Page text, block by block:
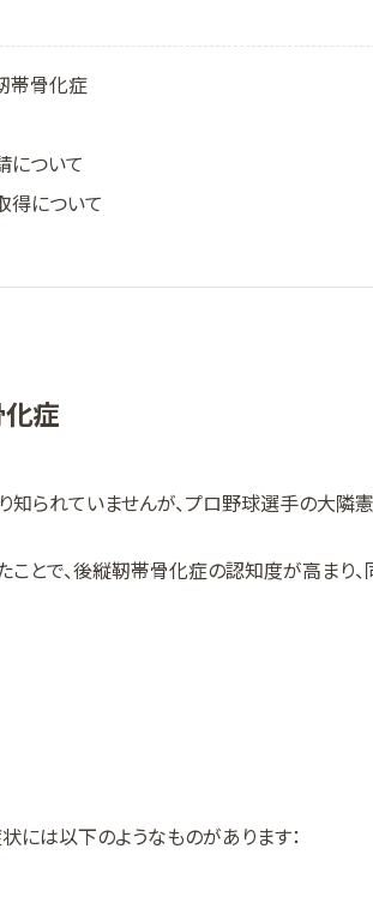
帯骨化症
について
得について
症
知られていませんが、プロ野球選手の大隣
ことで、後縦靭帯骨化症の認知度が高まり
は以下のようなものがあります：